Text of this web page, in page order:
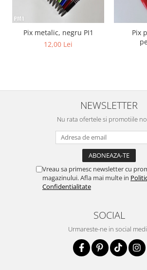
Pix metalic, negru PI1
12,00 Lei
Pix
NEWSLETTER
Nu rata ofertele si promotiile
Vreau sa primesc newsletter cu
magazinului. Afla mai multe in
Confidentialitate
SOCIAL
Urmareste-ne in social